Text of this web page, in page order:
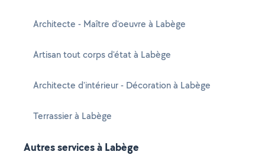
Architecte - Maître d'oeuvre à Labège
Artisan tout corps d'état à Labège
Architecte d'intérieur - Décoration à Labège
Terrassier à Labège
Autres services à Labège